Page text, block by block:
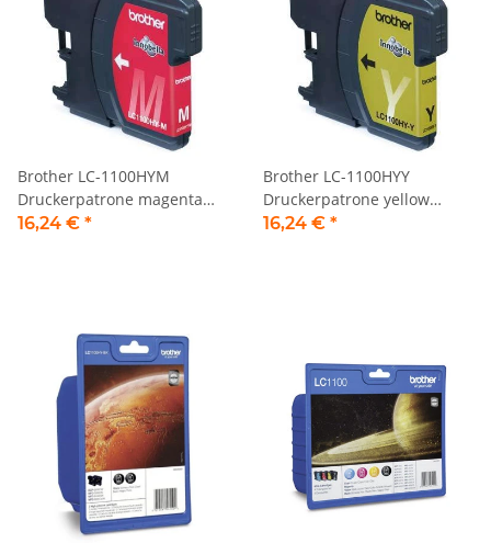
Brother LC-1100HYM
Druckerpatrone magenta
Jumbo
16,24 € *
Brother LC-1100HYY
Druckerpatrone yellow
Jumbo
16,24 € *